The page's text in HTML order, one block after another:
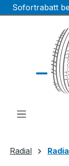
Zum Hauptinhalt
Sofortrabatt
Radial